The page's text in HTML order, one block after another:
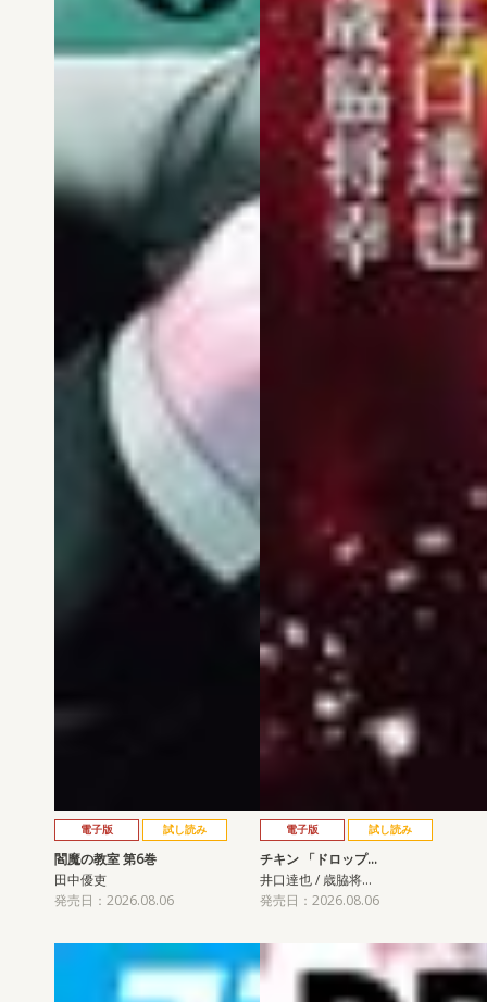
電子版 試し読み
閻魔の教室 第6巻
田中優吏
発売日：2026.08.06
電子版 試し読み
チキン 「ドロップ…
井口達也 / 歳脇将…
発売日：2026.08.06